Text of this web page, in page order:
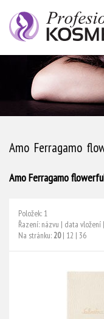
Amo Ferragamo
Amo Ferragamo
Položek: 1
Řazení: názvu | data vložení |
Na stránku:20| 12 | 36